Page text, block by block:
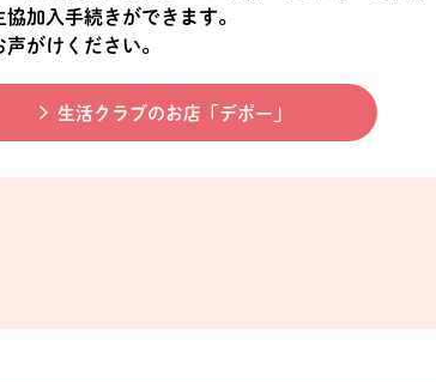
加入手続きができます。
がけください。
生活クラブのお店「デポー」